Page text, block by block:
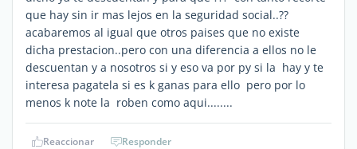
que hay sin ir mas lejos en la seguridad social..??
acabaremos al igual que otros paises que no existe
dicha prestacion..pero con una diferencia a ellos no le
descuentan y a nosotros si y eso va por py si la hay y te
interesa pagatela si es k ganas para ello pero por lo
menos k note la roben como aqui........
Reaccionar Responder